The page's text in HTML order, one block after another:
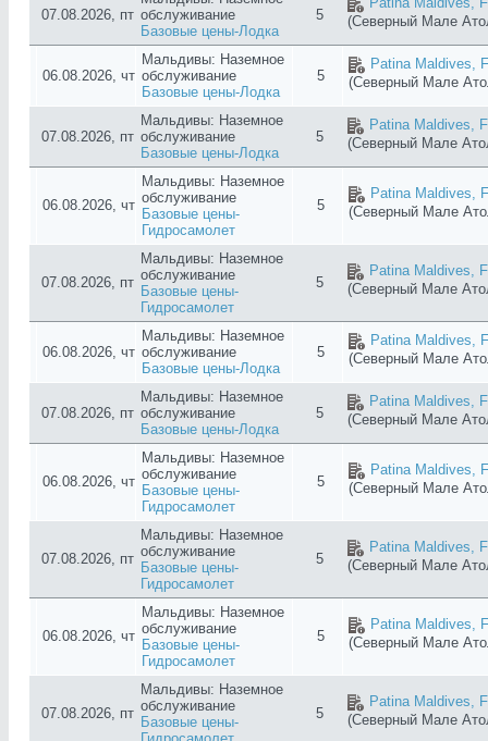
07.08.2026, пт обслуживание
Базовые цены-Лодка
5
(Северный Мале
06.08.2026, чт
Мальдивы: Наземное
обслуживание
Базовые цены-Лодка
5
Patina Maldives,
(Северный Мале
07.08.2026, пт
Мальдивы: Наземное
обслуживание
Базовые цены-Лодка
5
Patina Maldives,
(Северный Мале
06.08.2026, чт
Мальдивы: Наземное
обслуживание
Базовые цены-
Гидросамолет
5
Patina Maldives,
(Северный Мале
07.08.2026, пт
Мальдивы: Наземное
обслуживание
Базовые цены-
Гидросамолет
5
Patina Maldives,
(Северный Мале
06.08.2026, чт
Мальдивы: Наземное
обслуживание
Базовые цены-Лодка
5
Patina Maldives,
(Северный Мале
07.08.2026, пт
Мальдивы: Наземное
обслуживание
Базовые цены-Лодка
5
Patina Maldives,
(Северный Мале
06.08.2026, чт
Мальдивы: Наземное
обслуживание
Базовые цены-
Гидросамолет
5
Patina Maldives,
(Северный Мале
07.08.2026, пт
Мальдивы: Наземное
обслуживание
Базовые цены-
Гидросамолет
5
Patina Maldives,
(Северный Мале
06.08.2026, чт
Мальдивы: Наземное
обслуживание
Базовые цены-
Гидросамолет
5
Patina Maldives,
(Северный Мале
07.08.2026, пт
Мальдивы: Наземное
обслуживание
Базовые цены-
5
Patina Maldives,
(Северный Мале